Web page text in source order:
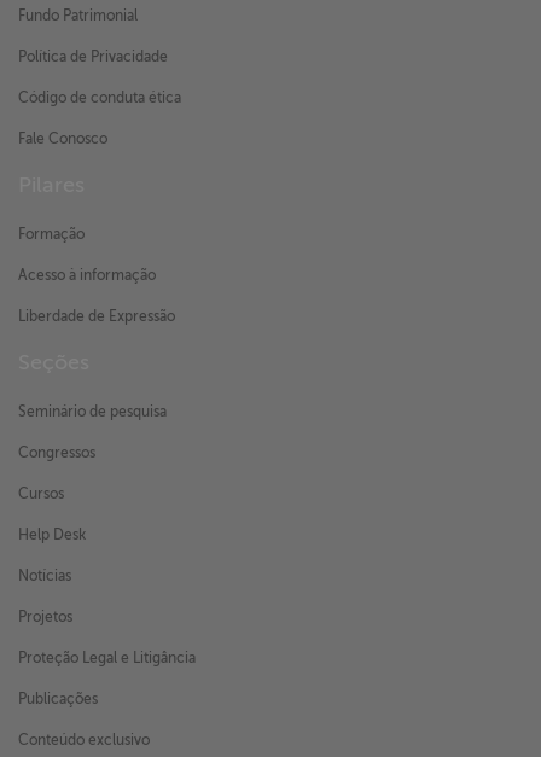
Fundo Patrimonial
Política de Privacidade
Código de conduta ética
Fale Conosco
Formação
Acesso à informação
Liberdade de Expressão
Seminário de pesquisa
Congressos
Cursos
Help Desk
Notícias
Projetos
Proteção Legal e Litigância
Publicações
Conteúdo exclusivo